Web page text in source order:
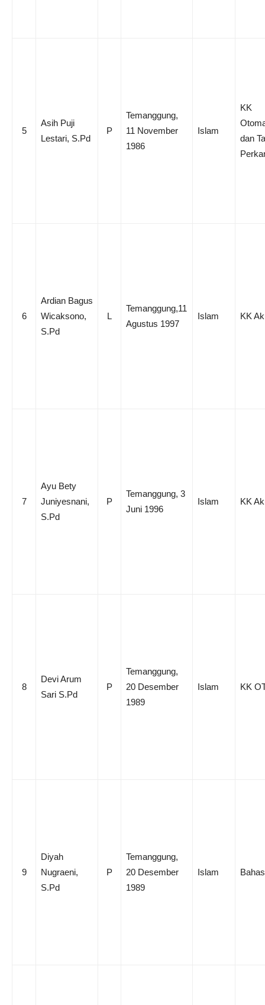
5
Asih Puji
Lestari, S.Pd
P
Temanggung,
11 November
1986
Islam
KK
dan
6
Ardian Bagus
Wicaksono,
S.Pd
L
Temanggung,11
Agustus 1997
Islam KK
7
Ayu Bety
Juniyesnani,
S.Pd
P
Temanggung, 3
Juni 1996
Islam KK
8
Devi Arum
Sari S.Pd
P
Temanggung,
20 Desember
1989
Islam KK
9
Diyah
Nugraeni,
S.Pd
P
Temanggung,
20 Desember
1989
Islam